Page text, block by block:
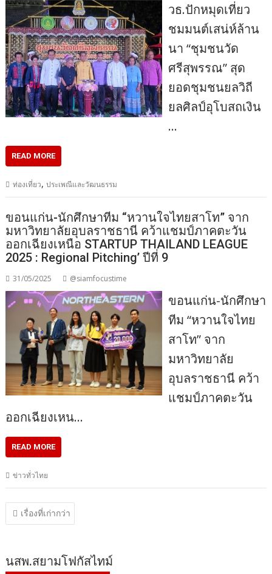
วธ.ปักหมุดเที่ยว
ชมมนต์เสน่ห์ล้าน
นา “ชุมชนวัด
ศรีสุพรรณ” สุด
ยอดชุมชนยลวิถี
ยลศิลป์อุโบสถเงิน
…
READ MORE
ท่องเที่ยว,ประเพณีและวัฒนธรรม
ขอนแก่น-นักศึกษาทีม “หวานใจไทยสาโท” จาก
มหาวิทยาลัยอุบลราชธานี คว้าแชมป์ภาคตะวัน
ออกเฉียงเหนือ STARTUP THAILAND LEAGUE
2025 : Regional Pitching’ ปีที่ 9
31/05/2025 @siamfocustime
ขอนแก่น-นักศึกษา
ทีม “หวานใจไทย
สาโท” จาก
มหาวิทยาลัย
อุบลราชธานี คว้า
แชมป์ภาคตะวัน
ออกเฉียงเหน…
READ MORE
ข่าวทั่วไทย
แนะแนว
เรื่อง
เรื่องที่เก่ากว่า
นสพ.สยามโฟกัสไทม์